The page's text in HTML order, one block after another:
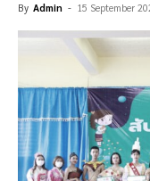
By Admin - 15 September